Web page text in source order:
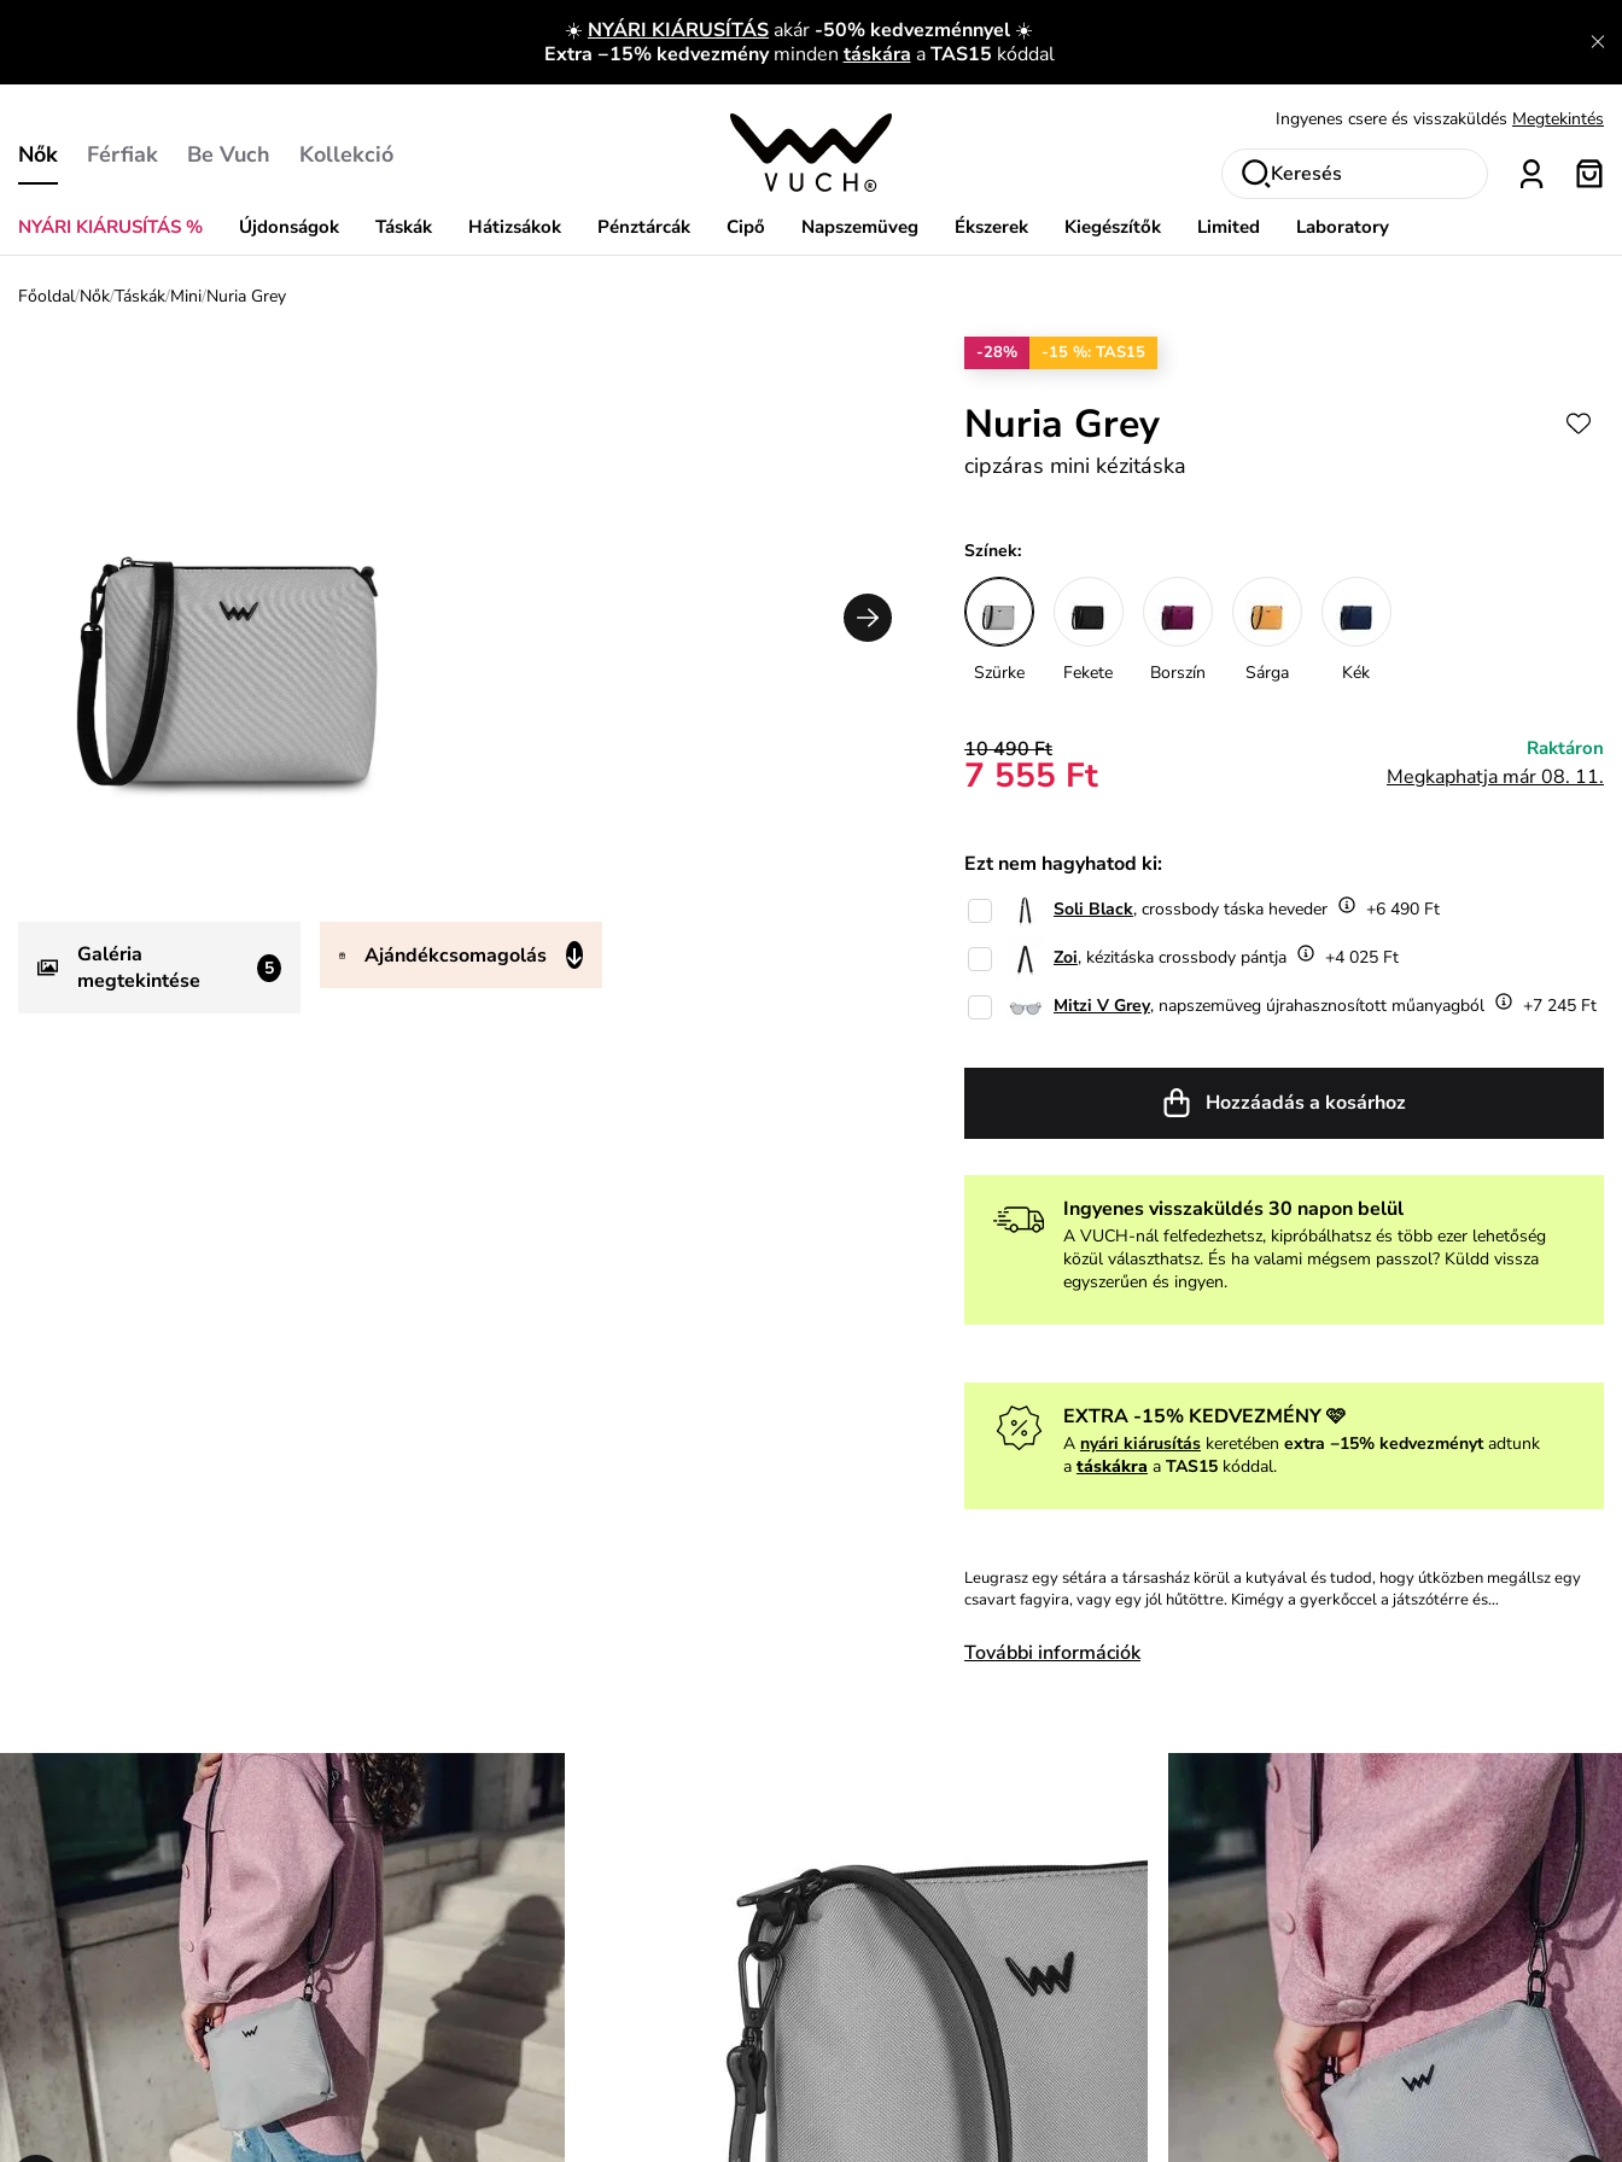
☀️ NYÁRI KIÁRUSÍTÁSakár -50% kedvezménnyel ☀️
Extra −15% kedvezményminden táskára aTAS15 kóddal
Nők
NYÁRI KIÁRUSÍTÁS % Újdonságok Táskák Hátizsákok Pénztárcák Cipő Napszemüveg Ékszerek Kiegészítők Limited Laboratory
Férfiak Be Vuch Kollekció
Megtekintés
Meríts ihletet Mutatni
Ingyenes csere és visszaküldés Megtekintés
Keresés
Főoldal/Nők/Táskák/Mini/Nuria Grey
Galéria
megtekintése
5 Ajándékcsomagolás
-28% -15 %: TAS15
Nuria Grey
cipzáras mini kézitáska
Színek:
Szürke Fekete Borszín Sárga Kék
10 490 Ft
7 555 Ft
Raktáron
Megkaphatja már 08. 11.
Ezt nem hagyhatod ki:
Soli Black, crossbody táska heveder +6 490 Ft
Zoi, kézitáska crossbody pántja +4 025 Ft
Mitzi V Grey, napszemüveg újrahasznosított műanyagból +7 245 Ft
Hozzáadás a kosárhoz
Ingyenes visszaküldés 30 napon belül
A VUCH-nál felfedezhetsz, kipróbálhatsz és több ezer lehetőség
közül választhatsz. És ha valami mégsem passzol? Küldd vissza
egyszerűen és ingyen.
EXTRA -15% KEDVEZMÉNY 🩷
A nyári kiárusítás keretében extra −15% kedvezménytadtunk
a táskákra a TAS15kóddal.
Leugrasz egy sétára a társasház körül a kutyával és tudod, hogy útközben megállsz egy
csavart fagyira, vagy egy jól hűtöttre. Kimégy a gyerkőccel a játszótérre és…
További információk